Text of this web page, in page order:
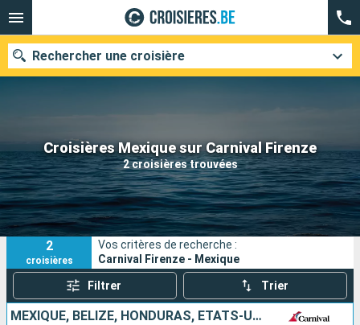
Croisières Mexique sur Carnival Firenze
2 croisières trouvées
Rechercher une croisière
Nos destinations
Mois de départ
Ports Compagnies
Rechercher
2
croisières
Vos critères de recherche :
Carnival Firenze - Mexique
Filtrer Trier
MEXIQUE, BELIZE, HONDURAS, ÉTATS-UNIS